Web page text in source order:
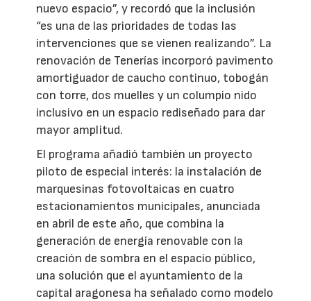
nuevo espacio”, y recordó que la inclusión
“es una de las prioridades de todas las
intervenciones que se vienen realizando”. La
renovación de Tenerías incorporó pavimento
amortiguador de caucho continuo, tobogán
con torre, dos muelles y un columpio nido
inclusivo en un espacio rediseñado para dar
mayor amplitud.
El programa añadió también un proyecto
piloto de especial interés: la instalación de
marquesinas fotovoltaicas en cuatro
estacionamientos municipales, anunciada
en abril de este año, que combina la
generación de energía renovable con la
creación de sombra en el espacio público,
una solución que el ayuntamiento de la
capital aragonesa ha señalado como modelo